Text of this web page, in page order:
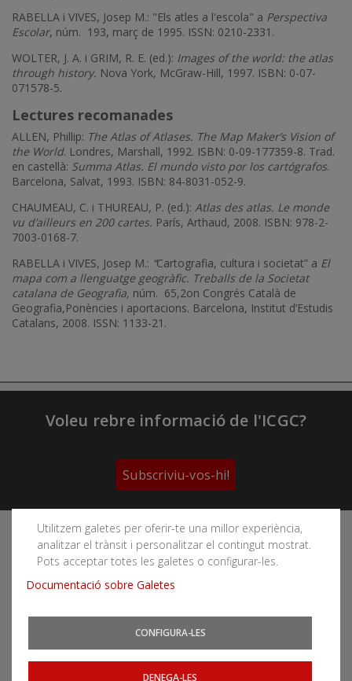
RABELLA i VIVES, Josep M.: "Els atles a l'escola" a Perspectiva
Escolar, núm. 193, març de 1995. ISSN: 0210-2331.
WOLTER, J. A. i GRIM, R. E. (ed.): Images of the world: the atlas
through history. Nova York, McGraw-Hill, 1997. ISBN: 0-07-
071578-5.
Lectures recomanades
ALLEN, Phillip: The Atlas of Atlases. The Map Maker’s Vision of
the World. Londres, Marshall, 1992. ISBN: 0-09-177359-8. Trad.
en castellà: Summa Atlas. El mundo visto por los cartógrafos.
Barcelona, Salvat, 1993. ISBN: 84-8031-052-9.
CHAUMEAU, C. i THUREAU, P. (ed.): Atlas des atlas. Le monde
vu d’ailleurs en 200 cartes. París, Arthaud, 2008. ISBN: 978-2-
7003-0168-7.
RABELLA i VIVES, Josep M.: “Cartografia, cultura i societat” a El
mapa com a llenguatge geogràfic. Treballs de la Societat
catalana de Geografia, núm. 65,2on Congrés Català de
Geografia,Ponències i aportacions. Barcelona, Institut d’Estudis
Catalans, 2008. ISSN: 1133-21.
Utilitzem galetes per oferir-te una millor experiència,
analitzar el trànsit i personalitzar el contingut mostrat.
Pots acceptar totes les galetes o configurar-les.
Documentació sobre Galetes
CONFIGURA-LES
DENEGA-LES
Voleu rebre informació de l'ICGC?
Subscriviu-vos-hi!
Segueix les xarxes socials de l'Institut Cartogràfic i
Geològic de Catalunya
Podeu subscriure-us als fils RSS